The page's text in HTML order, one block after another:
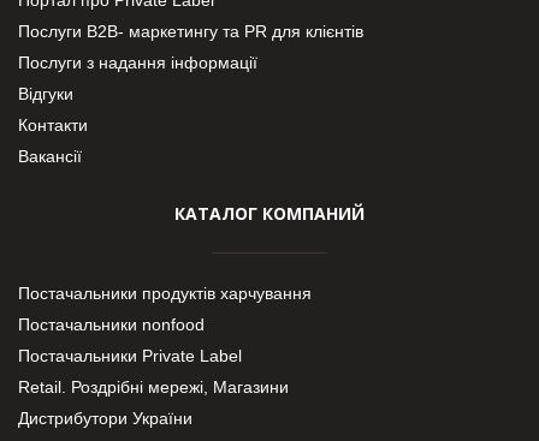
Послуги В2В- маркетингу та PR для клієнтів
Послуги з надання інформації
Відгуки
Контакти
Вакансії
КАТАЛОГ КОМПАНИЙ
Постачальники продуктів харчування
Постачальники nonfood
Постачальники Private Label
Retail. Роздрібні мережі, Магазини
Дистрибутори України